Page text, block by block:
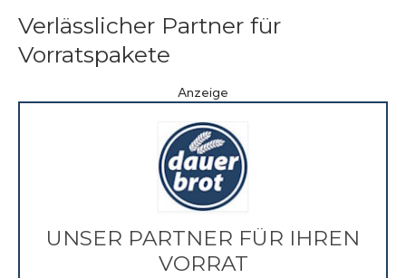
Verlässlicher Partner für
Vorratspakete
Anzeige
UNSER PARTNER FÜR IHREN
VORRAT